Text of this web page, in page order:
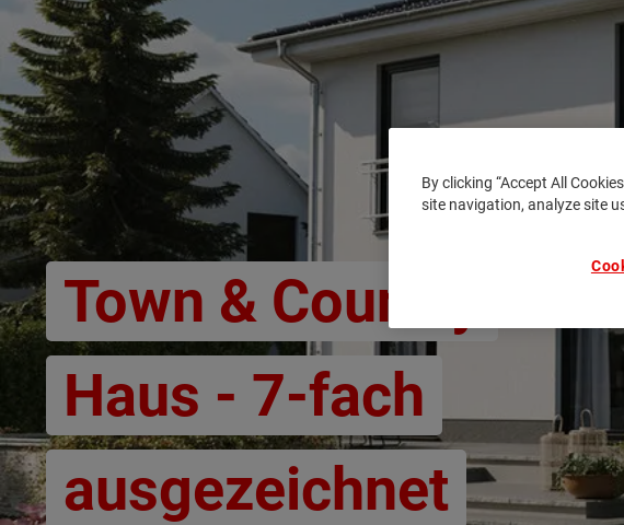
Town & Country
Haus - 7-fach
ausgezeichnet
By clicking “Accept All
site navigation, analyze site